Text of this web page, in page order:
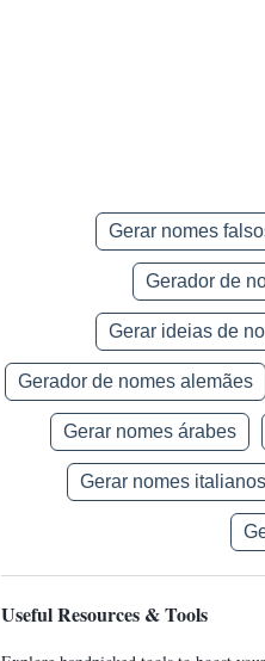
Gerar nomes
Gerador de
Gerar ideias de
Gerador de nomes alemães
Gerar nomes árabes
Gerar nomes italianos
Useful Resources & Tools